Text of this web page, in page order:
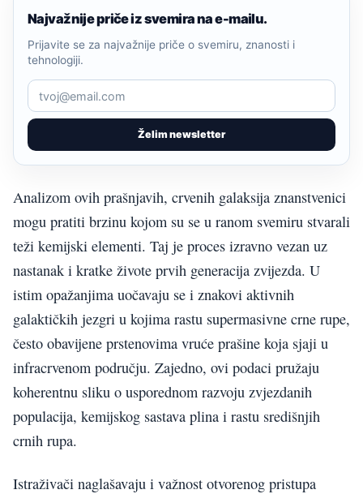
Najvažnije priče iz svemira na e-mailu.
Želim newsletter
Prijavite se za najvažnije priče o svemiru, znanosti i
tehnologiji.
Analizom ovih prašnjavih, crvenih galaksija znanstvenici
mogu pratiti brzinu kojom su se u ranom svemiru stvarali
teži kemijski elementi. Taj je proces izravno vezan uz
nastanak i kratke živote prvih generacija zvijezda. U
istim opažanjima uočavaju se i znakovi aktivnih
galaktičkih jezgri u kojima rastu supermasivne crne rupe,
često obavijene prstenovima vruće prašine koja sjaji u
infracrvenom području. Zajedno, ovi podaci pružaju
koherentnu sliku o usporednom razvoju zvjezdanih
populacija, kemijskog sastava plina i rastu središnjih
crnih rupa.
Istraživači naglašavaju i važnost otvorenog pristupa